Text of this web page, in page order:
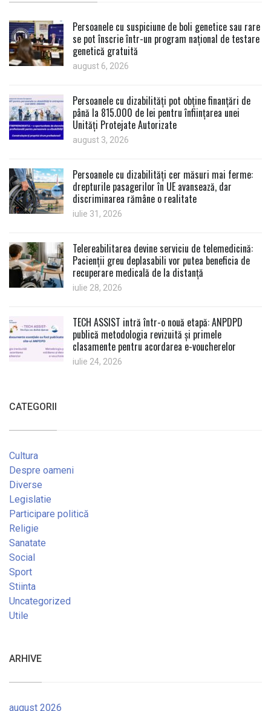
Persoanele cu suspiciune de boli genetice sau rare
se pot înscrie într-un program național de testare
genetică gratuită
august 6, 2026
Persoanele cu dizabilități pot obține finanțări de
până la 815.000 de lei pentru înființarea unei
Unități Protejate Autorizate
august 3, 2026
Persoanele cu dizabilități cer măsuri mai ferme:
drepturile pasagerilor în UE avansează, dar
discriminarea rămâne o realitate
iulie 31, 2026
Telereabilitarea devine serviciu de telemedicină:
Pacienții greu deplasabili vor putea beneficia de
recuperare medicală de la distanță
iulie 28, 2026
TECH ASSIST intră într-o nouă etapă: ANPDPD
publică metodologia revizuită și primele
clasamente pentru acordarea e-voucherelor
iulie 24, 2026
CATEGORII
Cultura
Despre oameni
Diverse
Legislatie
Participare politică
Religie
Sanatate
Social
Sport
Stiinta
Uncategorized
Utile
ARHIVE
august 2026